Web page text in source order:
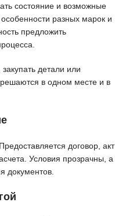
состояние и возможные
разных марок и
предложить
детали или
в одном месте и в
договор, акт
Условия прозрачны, а
документов.